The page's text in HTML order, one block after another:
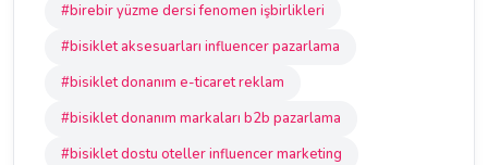
#birebir yüzme dersi fenomen işbirlikleri
#bisiklet aksesuarları influencer pazarlama
#bisiklet donanım e-ticaret reklam
#bisiklet donanım markaları b2b pazarlama
#bisiklet dostu oteller influencer marketing